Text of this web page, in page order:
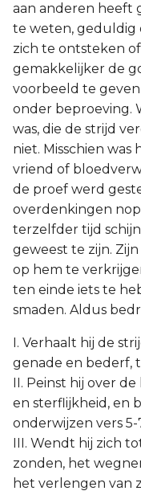
aan anderen heeft
te weten, geduldig
zich te ontsteken
gemakkelijker de
voorbeeld te
onder beproeving.
was, die de strijd
niet. Misschien
vriend of
de proef werd
overdenkingen
terzelfder tijd
geweest te zijn.
op hem te
ten einde iets te
smaden. Aldus
I. Verhaalt hij de
genade en bederf,
II. Peinst hij over
en sterflijkheid, en
onderwijzen vers 5-
III. Wendt hij zich
zonden, het
het verlengen van